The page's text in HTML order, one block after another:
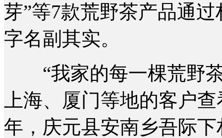
芽”等7款荒野茶产品通
字名副其实。
“我家的每一棵荒野茶
上海、厦门等地的客户
年，庆元县安南乡吾际